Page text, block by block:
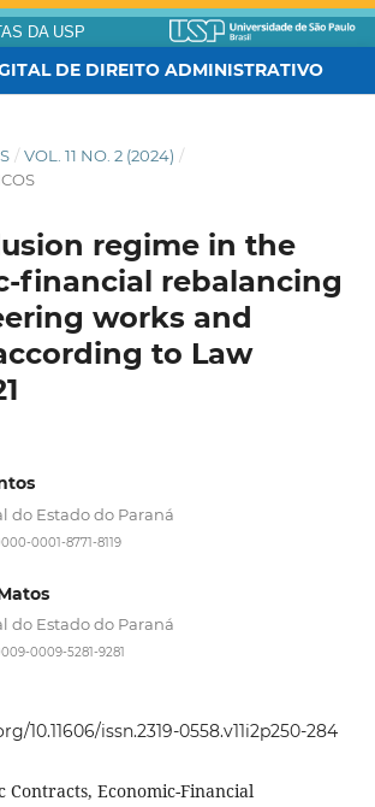
DA USP
DE DIREITO ADMINISTRATIVO
/ VOL. 11 NO. 2 (2024) /
regime in the
financial rebalancing
works and
to Law
do Estado do Paraná
0001-8771-8119
do Estado do Paraná
0009-5281-9281
10.11606/issn.2319-0558.v11i2p250-284
Contracts, Economic-Financial